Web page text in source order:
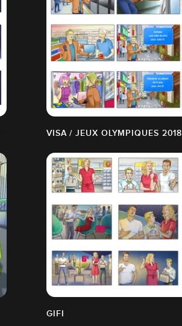
VISA / JEUX OLYMPIQUES 2018
GIFI